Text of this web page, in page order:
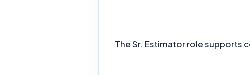
The Sr. Estimator role supports